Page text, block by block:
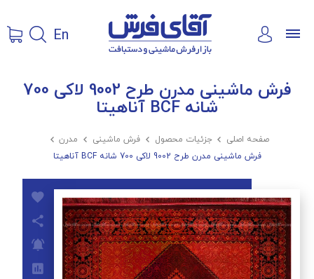
En
فرش ماشینی مدرن طرح 9002 لاکی 700
شانه BCF آناهیتا
صفحه اصلی  جزئیات محصول  فرش ماشینی  مدرن 
فرش ماشینی مدرن طرح 9002 لاکی 700 شانه BCF آناهیتا